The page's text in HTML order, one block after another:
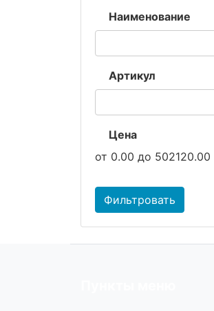
Наименование
Артикул
Цена
от 0.00 до 502120.00
Фильтровать